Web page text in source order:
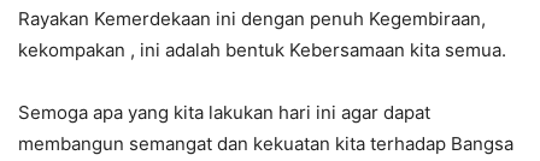
Rayakan Kemerdekaan ini dengan penuh Kegembiraan,
kekompakan , ini adalah bentuk Kebersamaan kita semua.
Semoga apa yang kita lakukan hari ini agar dapat
membangun semangat dan kekuatan kita terhadap Bangsa